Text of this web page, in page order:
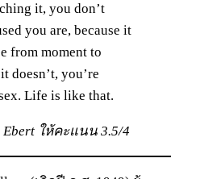
it, you don’t
you are, because it
from moment to
doesn’t, you’re
Life is like that.
ให้คะแนน 3.5/4